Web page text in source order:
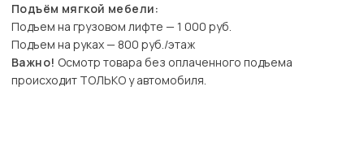
Подъём мягкой мебели:
Подъем на грузовом лифте — 1 000 руб.
Подъем на руках — 800 руб./этаж
Важно! Осмотр товара без оплаченного подъема
происходит ТОЛЬКО у автомобиля.